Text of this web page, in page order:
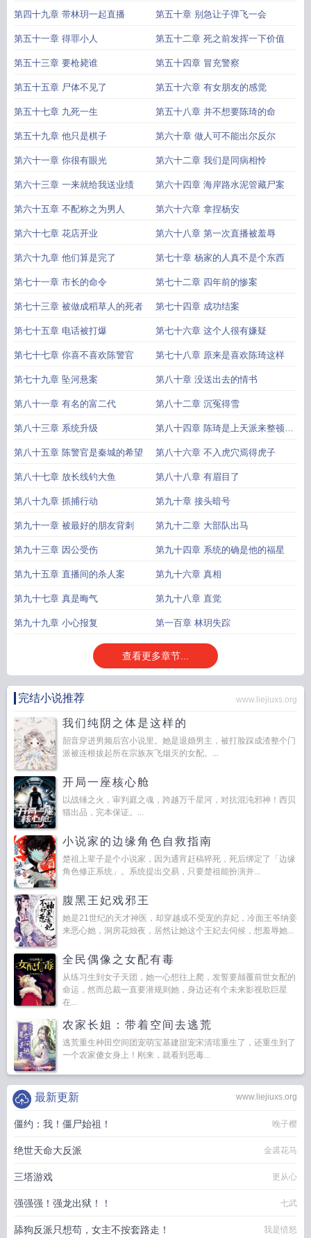
第四十九章 带林玥一起直播 第五十章 别急让子弹飞一会
第五十一章 得罪小人 第五十二章 死之前发挥一下价值
第五十三章 要枪毙谁 第五十四章 冒充警察
第五十五章 尸体不见了 第五十六章 有女朋友的感觉
第五十七章 九死一生 第五十八章 并不想要陈琦的命
第五十九章 他只是棋子 第六十章 做人可不能出尔反尔
第六十一章 你很有眼光 第六十二章 我们是同病相怜
第六十三章 一来就给我送业绩 第六十四章 海岸路水泥管藏尸案
第六十五章 不配称之为男人 第六十六章 拿捏杨安
第六十七章 花店开业 第六十八章 第一次直播被羞辱
第六十九章 他们算是完了 第七十章 杨家的人真不是个东西
第七十一章 市长的命令 第七十二章 四年前的惨案
第七十三章 被做成稻草人的死者 第七十四章 成功结案
第七十五章 电话被打爆 第七十六章 这个人很有嫌疑
第七十七章 你喜不喜欢陈警官 第七十八章 原来是喜欢陈琦这样
第七十九章 坠河悬案 第八十章 没送出去的情书
第八十一章 有名的富二代 第八十二章 沉冤得雪
第八十三章 系统升级 第八十四章 陈琦是上天派来整顿我
们内部
第八十五章 陈警官是秦城的希望 第八十六章 不入虎穴焉得虎子
第八十七章 放长线钓大鱼 第八十八章 有眉目了
第八十九章 抓捕行动 第九十章 接头暗号
第九十一章 被最好的朋友背刺 第九十二章 大部队出马
第九十三章 因公受伤 第九十四章 系统的确是他的福星
第九十五章 直播间的杀人案 第九十六章 真相
第九十七章 真是晦气 第九十八章 直觉
第九十九章 小心报复 第一百章 林玥失踪
查看更多章节...
完结小说推荐 www.liejiuxs.org
我们纯阴之体是这样的
韶音穿进男频后宫小说里。她是退婚男主，被打脸踩成渣整个门
派被连根拔起所在宗族灰飞烟灭的女配。...
开局一座核心舱
以战锤之火，审判庭之魂，跨越万千星河，对抗混沌邪神！西贝
猫出品，完本保证。...
小说家的边缘角色自救指南
楚祖上辈子是个小说家，因为通宵赶稿猝死，死后绑定了「边缘
角色修正系统」。系统提出交易，只要楚祖能扮演并...
腹黑王妃戏邪王
她是21世纪的天才神医，却穿越成不受宠的弃妃，冷面王爷纳妾
来恶心她，洞房花烛夜，居然让她这个王妃去伺候，想羞辱她...
全民偶像之女配有毒
从练习生到女子天团，她一心想往上爬，发誓要颠覆前世女配的
命运，然而总裁一直要潜规则她，身边还有个未来影视歌巨星
在...
农家长姐：带着空间去逃荒
逃荒重生种田空间团宠萌宝基建甜宠宋清瑶重生了，还重生到了
一个农家傻女身上！刚来，就看到恶毒...
www.liejiuxs.org
最新更新
僵约：我！僵尸始祖！ 晚子樱
绝世天命大反派 金裘花马
三塔游戏 更从心
强强强！强龙出狱！！ 七武
舔狗反派只想苟，女主不按套路走！ 我是愤怒